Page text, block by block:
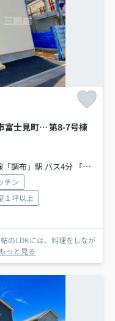
京王線 西調布駅 19分 新築戸建 調布市富士見町3丁目第8-7号棟
布」駅 バス4分 「御塔坂下」 停歩4分
チン
１坪以上
のLDKには、料理をしなが
もっと見る